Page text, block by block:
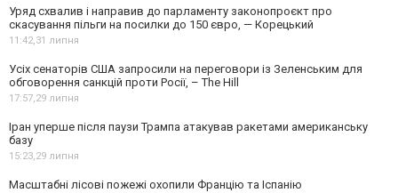
Уряд схвалив і направив до парламенту законопроєкт про
скасування пільги на посилки до 150 євро, — Корецький
11:42,31 липня
Усіх сенаторів США запросили на переговори із Зеленським для
обговорення санкцій проти Росії, – The Hill
17:57,29 липня
Іран уперше після паузи Трампа атакував ракетами американську
базу
15:23,29 липня
Масштабні лісові пожежі охопили Францію та Іспанію